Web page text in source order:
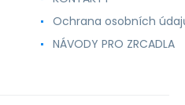
Ochrana osobních
NÁVODY PRO ZRCADLA